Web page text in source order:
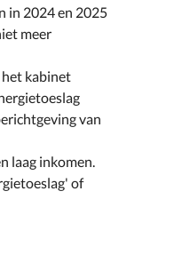
in 2024 en 2025
meer
het kabinet
van
laag inkomen.
of